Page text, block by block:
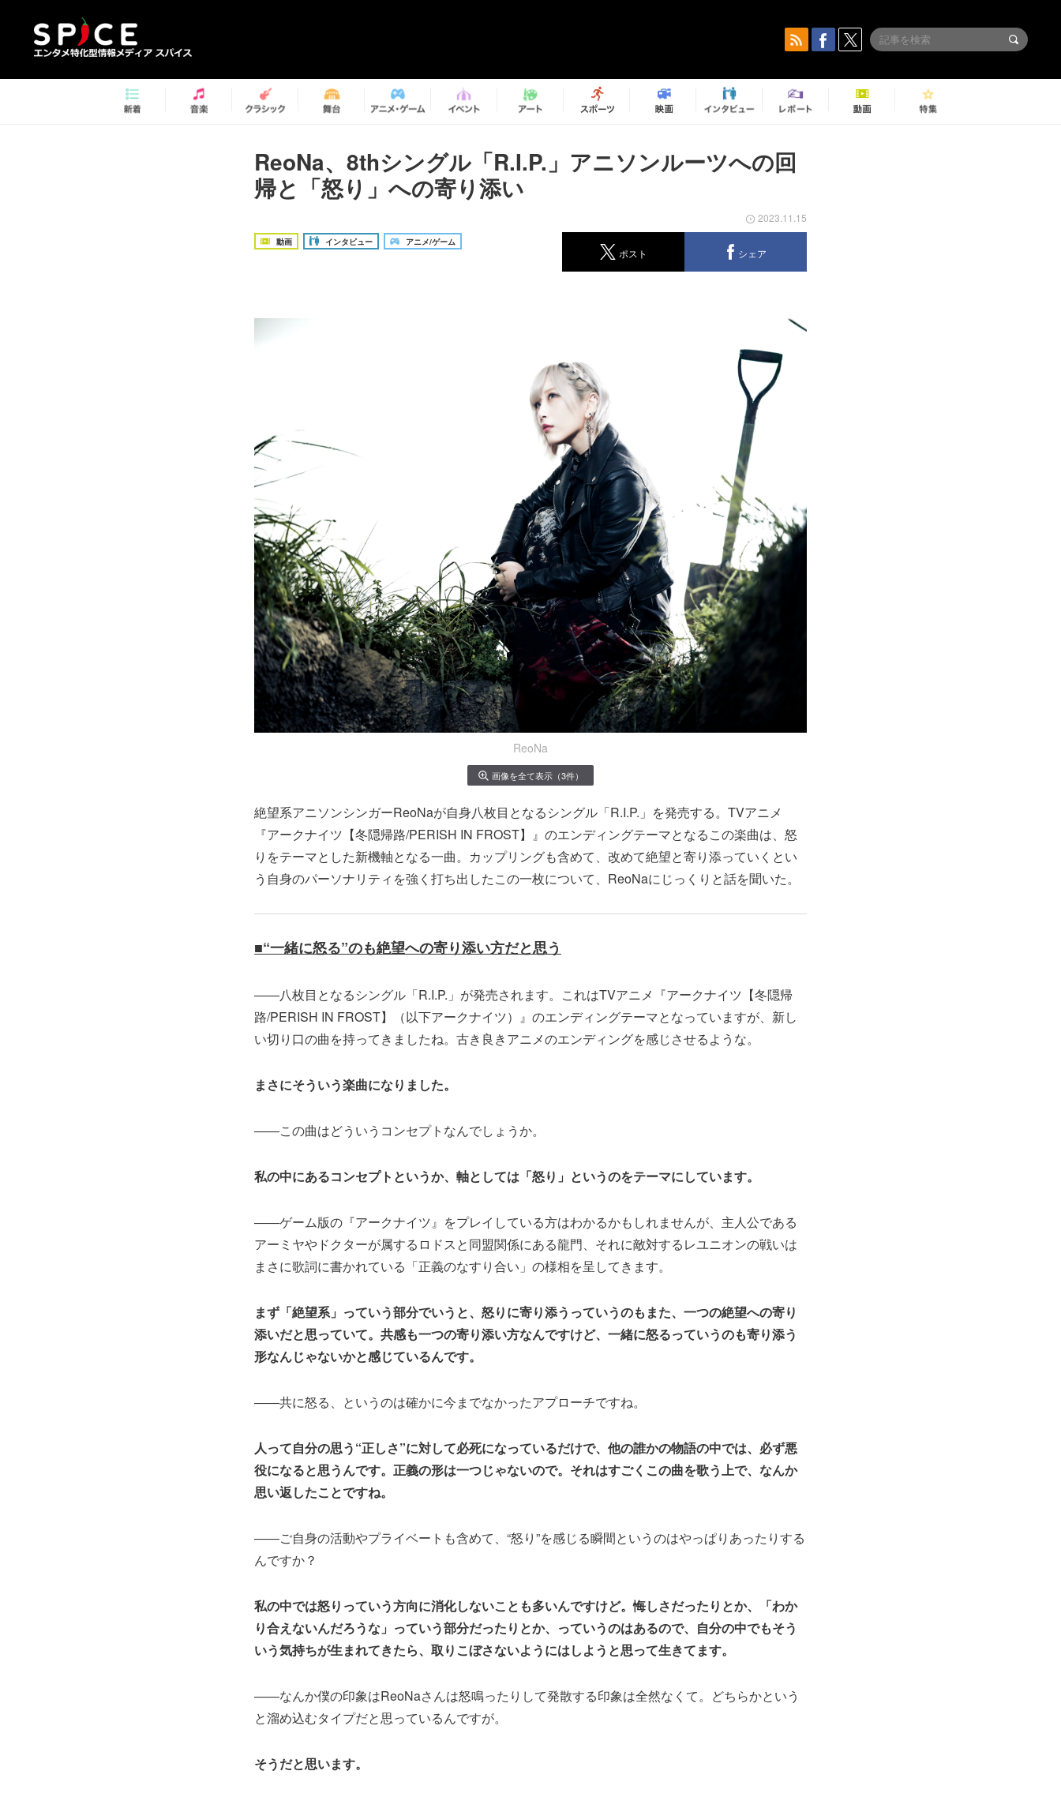
ReoNa、8thシングル「R.I.P.」アニソンルーツへの回
帰と「怒り」への寄り添い
動画 インタビュー アニメ/ゲーム
2023.11.15
ポスト シェア
ReoNa
画像を全て表示（3件）
絶望系アニソンシンガーReoNaが自身八枚目となるシングル「R.I.P.」を発売する。TVアニメ
『アークナイツ【冬隠帰路/PERISH IN FROST】』のエンディングテーマとなるこの楽曲は、怒
りをテーマとした新機軸となる一曲。カップリングも含めて、改めて絶望と寄り添っていくとい
う自身のパーソナリティを強く打ち出したこの一枚について、ReoNaにじっくりと話を聞いた。
■“一緒に怒る”のも絶望への寄り添い方だと思う
――八枚目となるシングル「R.I.P.」が発売されます。これはTVアニメ『アークナイツ【冬隠帰
路/PERISH IN FROST】（以下アークナイツ）』のエンディングテーマとなっていますが、新し
い切り口の曲を持ってきましたね。古き良きアニメのエンディングを感じさせるような。
まさにそういう楽曲になりました。
――この曲はどういうコンセプトなんでしょうか。
私の中にあるコンセプトというか、軸としては「怒り」というのをテーマにしています。
――ゲーム版の『アークナイツ』をプレイしている方はわかるかもしれませんが、主人公である
アーミヤやドクターが属するロドスと同盟関係にある龍門、それに敵対するレユニオンの戦いは
まさに歌詞に書かれている「正義のなすり合い」の様相を呈してきます。
まず「絶望系」っていう部分でいうと、怒りに寄り添うっていうのもまた、一つの絶望への寄り
添いだと思っていて。共感も一つの寄り添い方なんですけど、一緒に怒るっていうのも寄り添う
形なんじゃないかと感じているんです。
――共に怒る、というのは確かに今までなかったアプローチですね。
人って自分の思う“正しさ”に対して必死になっているだけで、他の誰かの物語の中では、必ず悪
役になると思うんです。正義の形は一つじゃないので。それはすごくこの曲を歌う上で、なんか
思い返したことですね。
――ご自身の活動やプライベートも含めて、“怒り”を感じる瞬間というのはやっぱりあったりする
んですか？
私の中では怒りっていう方向に消化しないことも多いんですけど。悔しさだったりとか、「わか
り合えないんだろうな」っていう部分だったりとか、っていうのはあるので、自分の中でもそう
いう気持ちが生まれてきたら、取りこぼさないようにはしようと思って生きてます。
――なんか僕の印象はReoNaさんは怒鳴ったりして発散する印象は全然なくて。どちらかという
と溜め込むタイプだと思っているんですが。
そうだと思います。